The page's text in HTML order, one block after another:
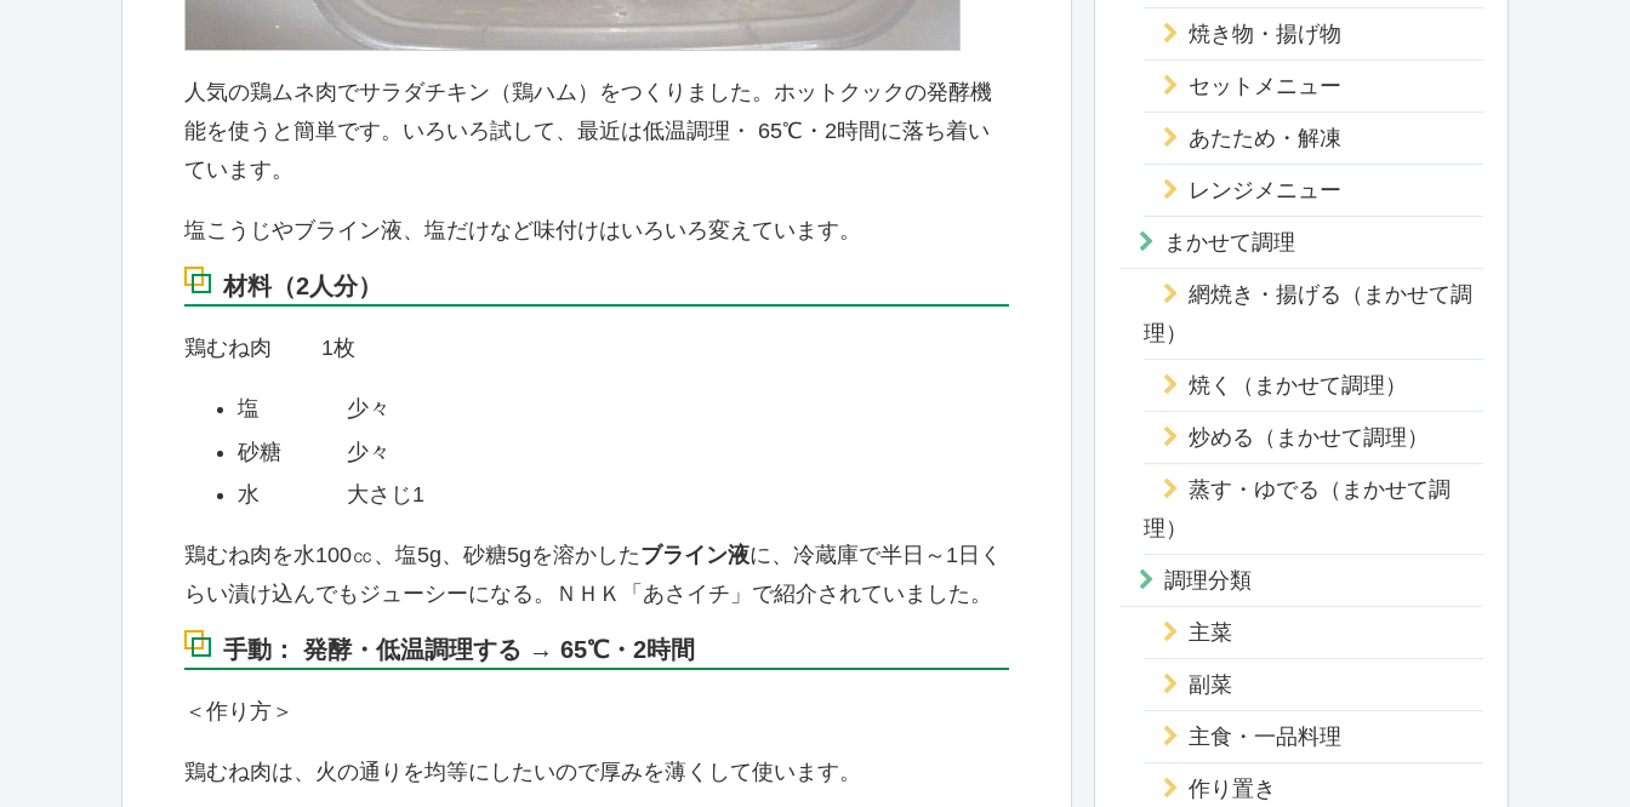
人気の鶏ムネ肉でサラダチキン（鶏ハム）をつくりました。ホットクックの発酵機
能を使うと簡単です。いろいろ試して、最近は低温調理・ 65℃・2時間に落ち着い
ています。
塩こうじやブライン液、塩だけなど味付けはいろいろ変えています。
材料（2人分）
鶏むね肉 1枚
塩 少々
砂糖 少々
水 大さじ1
鶏むね肉を水100㏄、塩5g、砂糖5gを溶かしたブライン液に、冷蔵庫で半日～1日く
らい漬け込んでもジューシーになる。ＮＨＫ「あさイチ」で紹介されていました。
手動： 発酵・低温調理する → 65℃・2時間
＜作り方＞
鶏むね肉は、火の通りを均等にしたいので厚みを薄くして使います。
焼き物・揚げ物
セットメニュー
あたため・解凍
レンジメニュー
まかせて調理
網焼き・揚げる（まかせて調
理）
焼く（まかせて調理）
炒める（まかせて調理）
蒸す・ゆでる（まかせて調
理）
調理分類
主菜
副菜
主食・一品料理
作り置き